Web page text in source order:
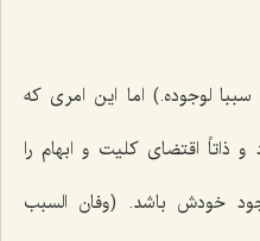
لوجوده.) اما این امرى كه
اقتضاى كلیت و ابهام را
خودش باشد. (وفان السبب